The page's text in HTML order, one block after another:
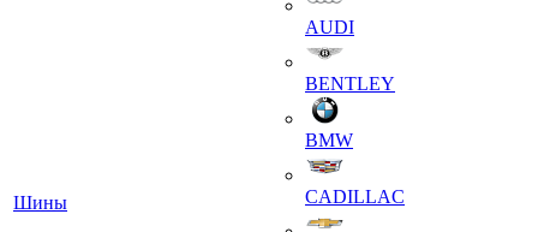
Шины
AUDI
BENTLEY
BMW
CADILLAC